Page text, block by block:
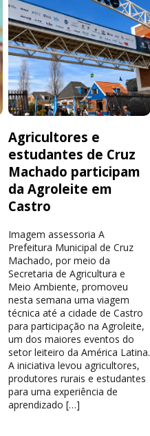
Agricultores e
estudantes de Cruz
Machado participam
da Agroleite em
Castro
Imagem assessoria A
Prefeitura Municipal de Cruz
Machado, por meio da
Secretaria de Agricultura e
Meio Ambiente, promoveu
nesta semana uma viagem
técnica até a cidade de Castro
para participação na Agroleite,
um dos maiores eventos do
setor leiteiro da América Latina.
A iniciativa levou agricultores,
produtores rurais e estudantes
para uma experiência de
aprendizado […]